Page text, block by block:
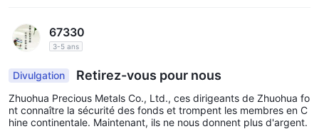
67330
3-5 ans
Divulgation Retirez-vous pour nous
Zhuohua Precious Metals Co., Ltd., ces dirigeants de Zhuohua fo
nt connaître la sécurité des fonds et trompent les membres en C
hine continentale. Maintenant, ils ne nous donnent plus d'argent.